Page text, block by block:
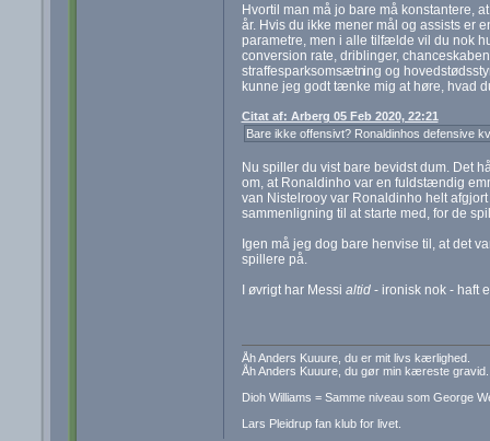
Hvortil man må jo bare må konstantere,
år. Hvis du ikke mener mål og assists er
parametre, men i alle tilfælde vil du nok
conversion rate, driblinger,
straffesparksomsætning og
kunne jeg godt tænke mig at høre, hvad
Citat af: Arberg 05 Feb 2020, 22:21
Bare ikke offensivt? Ronaldinhos defensive
Nu spiller du vist bare bevidst dum. Det
om, at Ronaldinho var en fuldstændig
van Nistelrooy var Ronaldinho helt
sammenligning til at starte med, for de
Igen må jeg dog bare henvise til, at det
spillere på.
I øvrigt har Messi altid- ironisk nok - haft
Åh Anders Kuuure, du er mit livs kærlighed.
Åh Anders Kuuure, du gør min kæreste gravid.
Dioh Williams = Samme niveau som George
Lars Pleidrup fan klub for livet.